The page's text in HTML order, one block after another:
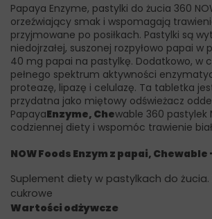
Papaya Enzyme, pastylki do żucia 360
orzeźwiający smak i wspomagają
przyjmowane po posiłkach. Pastylki są
niedojrzałej, suszonej rozpyłowo papai w
40 mg papai na pastylkę. Dodatkowo, w
pełnego spektrum aktywności
proteazę, lipazę i celulazę. Ta tabletka
przydatna jako miętowy odświeżacz
PapayaEnzyme, Chewable 360 pastylek
codziennej diety i wspomóc trawienie
NOW Foods Enzym z papai,
Suplement diety w pastylkach do żucia.
cukrowe
Wartości odżywcze